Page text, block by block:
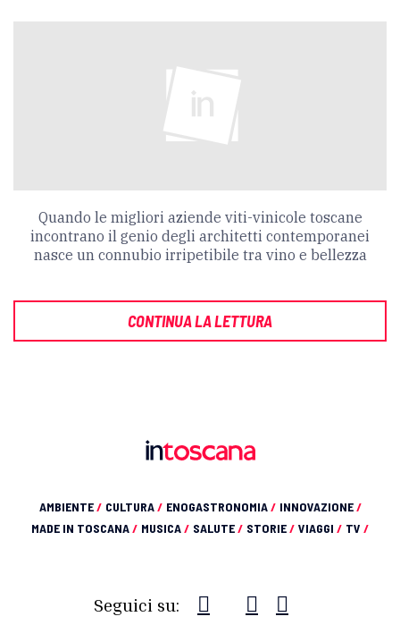
Quando le migliori aziende viti-vinicole toscane
incontrano il genio degli architetti contemporanei
nasce un connubio irripetibile tra vino e bellezza
CONTINUA LA LETTURA
AMBIENTE/ CULTURA/ ENOGASTRONOMIA/ INNOVAZIONE/
MADE IN TOSCANA/ MUSICA/ SALUTE/ STORIE/ VIAGGI / TV /
Seguici su: